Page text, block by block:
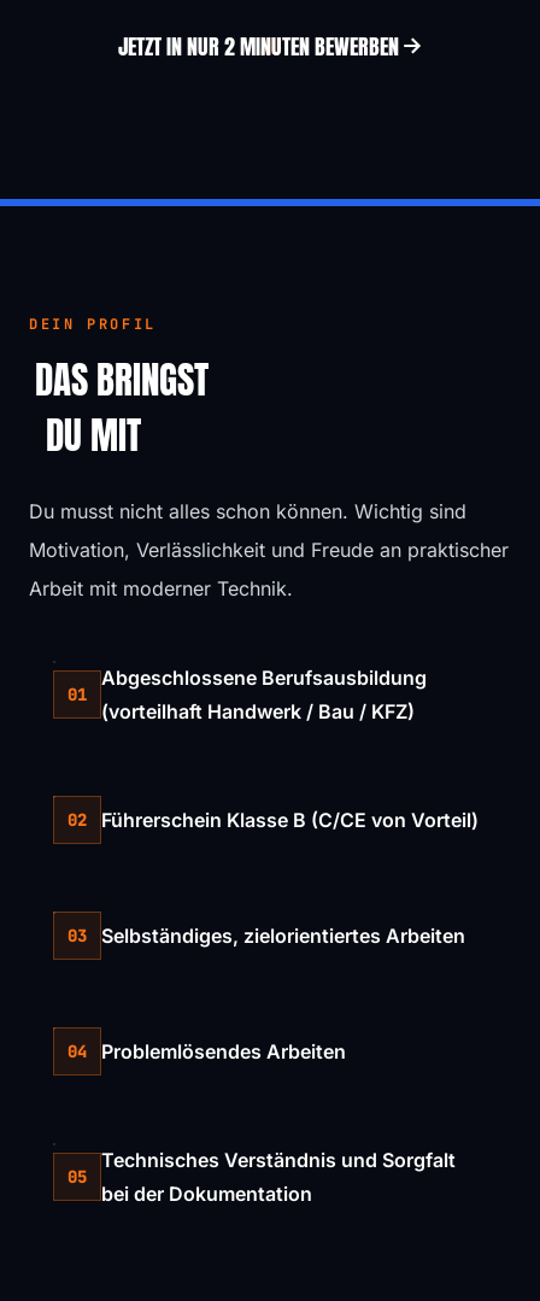
JETZT IN NUR 2 MINUTEN BEWERBEN
DEIN PROFIL
DAS BRINGST
DU MIT
Du musst nicht alles schon können. Wichtig sind
Motivation, Verlässlichkeit und Freude an praktischer
Arbeit mit moderner Technik.
01
Abgeschlossene Berufsausbildung
(vorteilhaft Handwerk / Bau / KFZ)
02 Führerschein Klasse B (C/CE von Vorteil)
03 Selbständiges, zielorientiertes Arbeiten
04 Problemlösendes Arbeiten
05
Technisches Verständnis und Sorgfalt
bei der Dokumentation